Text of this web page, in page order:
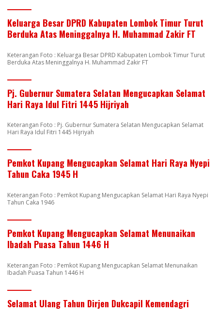
Keluarga Besar DPRD Kabupaten Lombok Timur Turut
Berduka Atas Meninggalnya H. Muhammad Zakir FT
Keterangan Foto : Keluarga Besar DPRD Kabupaten Lombok Timur Turut
Berduka Atas Meninggalnya H. Muhammad Zakir FT
Pj. Gubernur Sumatera Selatan Mengucapkan Selamat
Hari Raya Idul Fitri 1445 Hijriyah
Keterangan Foto : Pj. Gubernur Sumatera Selatan Mengucapkan Selamat
Hari Raya Idul Fitri 1445 Hijriyah
Pemkot Kupang Mengucapkan Selamat Hari Raya Nyepi
Tahun Caka 1945 H
Keterangan Foto : Pemkot Kupang Mengucapkan Selamat Hari Raya Nyepi
Tahun Caka 1946
Pemkot Kupang Mengucapkan Selamat Menunaikan
Ibadah Puasa Tahun 1446 H
Keterangan Foto : Pemkot Kupang Mengucapkan Selamat Menunaikan
Ibadah Puasa Tahun 1446 H
Selamat Ulang Tahun Dirjen Dukcapil Kemendagri